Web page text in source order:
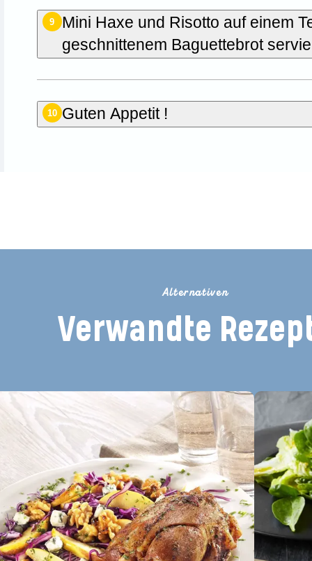
9
Mini Haxe und Risotto auf einem
geschnittenem Baguettebrot
10 Guten Appetit !
Alternativen
Verwandte